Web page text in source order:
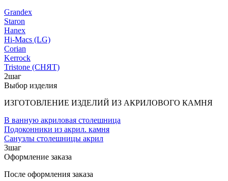
Grandex
Staron
Hanex
Hi-Macs (LG)
Corian
Kerrock
Tristone (СНЯТ)
2шаг
Выбор изделия
ИЗГОТОВЛЕНИЕ ИЗДЕЛИЙ ИЗ АКРИЛОВОГО КАМНЯ
В ванную акриловая столешница
Подоконники из акрил. камня
Санузлы столешницы акрил
3шаг
Оформление заказа
После оформления заказа